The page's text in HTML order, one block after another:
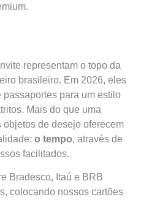
representam o topo da
brasileiro. Em 2026, eles
para um estilo
Mais do que uma
objetos de desejo oferecem
o tempo, através de
facilitados.
Bradesco, Itaú e BRB
colocando nossos cartões